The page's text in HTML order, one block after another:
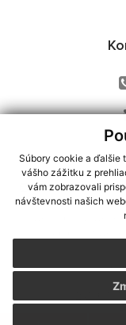
Súbory cookie a ďalšie
vášho zážitku z
vám zobrazovali
návštevnosti našich
využite možnosť
CMS systém
Vytlačiť